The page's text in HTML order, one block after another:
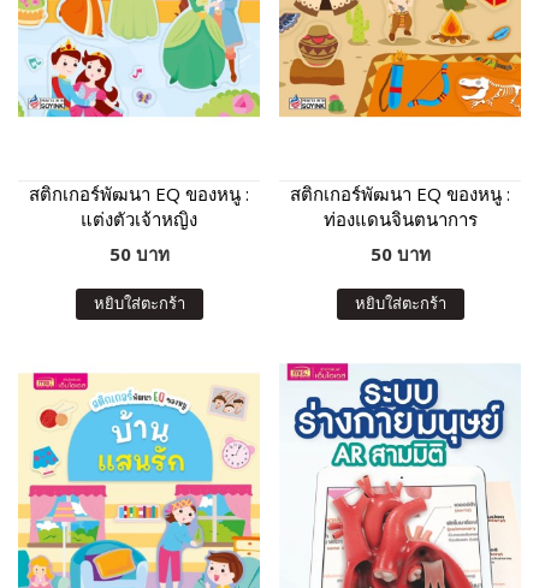
สติกเกอร์พัฒนา EQ ของหนู :
แต่งตัวเจ้าหญิง
50 บาท
หยิบใส่ตะกร้า
สติกเกอร์พัฒนา EQ ของหนู :
ท่องแดนจินตนาการ
50 บาท
หยิบใส่ตะกร้า